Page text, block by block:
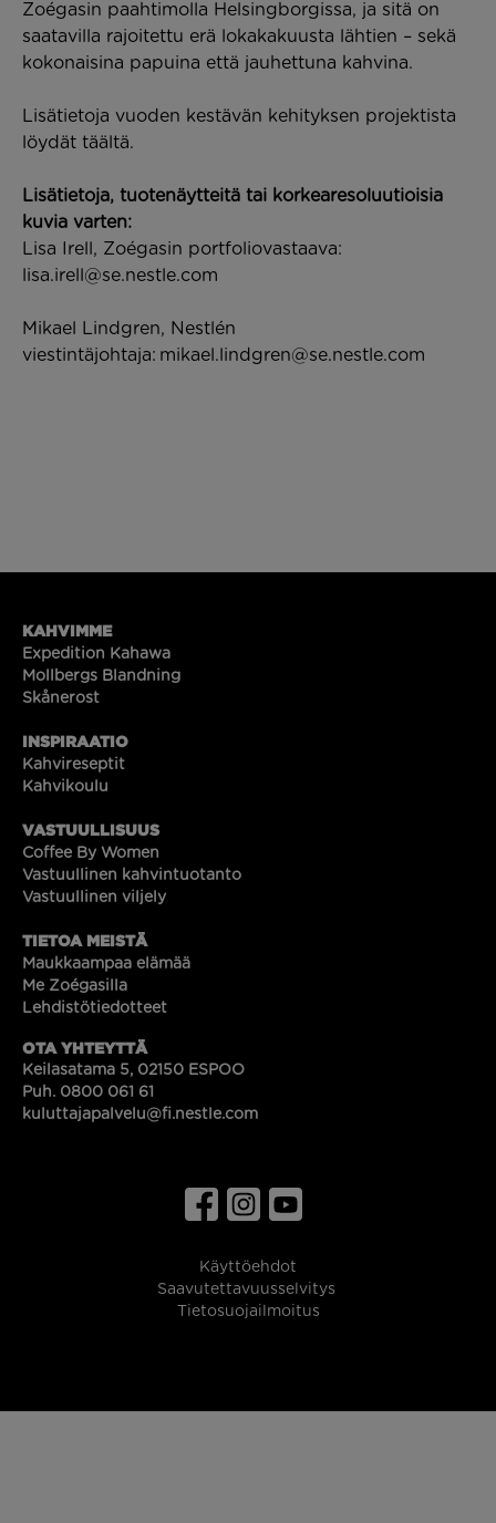
Zoégasin paahtimolla Helsingborgissa, ja sitä on
saatavilla rajoitettu erä lokakakuusta lähtien – sekä
kokonaisina papuina että jauhettuna kahvina.
Lisätietoja vuoden kestävän kehityksen projektista
löydät täältä.
Lisätietoja, tuotenäytteitä tai korkearesoluutioisia
kuvia varten:
Lisa Irell, Zoégasin portfoliovastaava:
lisa.irell@se.nestle.com
Mikael Lindgren, Nestlén
viestintäjohtaja: mikael.lindgren@se.nestle.com
KAHVIMME
Expedition Kahawa
Mollbergs Blandning
Skånerost
INSPIRAATIO
Kahvireseptit
Kahvikoulu
VASTUULLISUUS
Coffee By Women
Vastuullinen kahvintuotanto
Vastuullinen viljely
TIETOA MEISTÄ
Maukkaampaa elämää
Me Zoégasilla
Lehdistötiedotteet
OTA YHTEYTTÄ
Keilasatama 5, 02150 ESPOO
Puh. 0800 061 61
kuluttajapalvelu@fi.nestle.com
Käyttöehdot
Saavutettavuusselvitys
Tietosuojailmoitus